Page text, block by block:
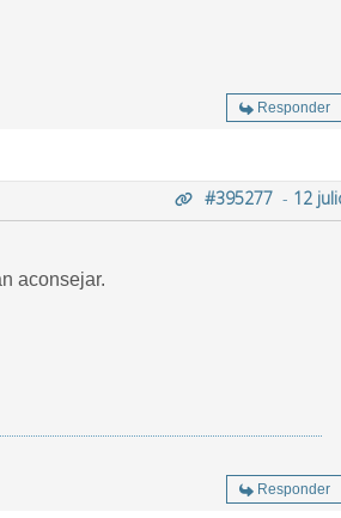
Responder
#395277 - 12
aconsejar.
Responder